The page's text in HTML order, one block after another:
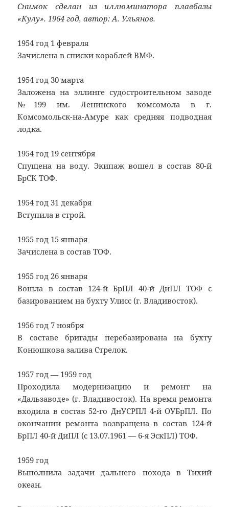
Снимок сделан из иллюминатора плавбазы
«Кулу». 1964 год, автор: А. Ульянов.
1954 год 1 февраля
Зачислена в списки кораблей ВМФ.
1954 год 30 марта
Заложена на эллинге судостроительном заводе
№199 им. Ленинского комсомола в г.
Комсомольск-на-Амуре как средняя подводная
лодка.
1954 год 19 сентября
Спущена на воду. Экипаж вошел в состав 80-й
БрСК ТОФ.
1954 год 31 декабря
Вступила в строй.
1955 год 15 января
Зачислена в состав ТОФ.
1955 год 26 января
Вошла в состав 124-й БрПЛ 40-й ДиПЛ ТОФ с
базированием на бухту Улисс (г. Владивосток).
1956 год 7 ноября
В составе бригады перебазирована на бухту
Конюшкова залива Стрелок.
1957 год — 1959 год
Проходила модернизацию и ремонт на
«Дальзаводе» (г. Владивосток). На время ремонта
входила в состав 52-го ДнУСРПЛ 4-й ОУБрПЛ. По
окончании ремонта возвращена в состав 124-й
БрПЛ 40-й ДиПЛ (с 13.07.1961 — 6-я ЭскПЛ) ТОФ.
1959 год
Выполнила задачи дальнего похода в Тихий
океан.